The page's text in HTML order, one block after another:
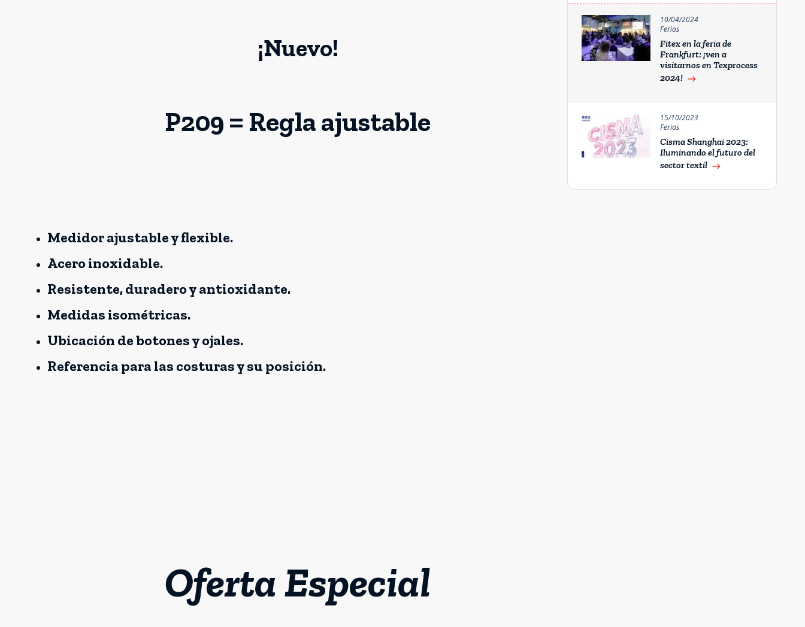
¡Nuevo!
P209 = Regla ajustable
Medidor ajustable y flexible.
Acero inoxidable.
Resistente, duradero y antioxidante.
Medidas isométricas.
Ubicación de botones y ojales.
Referencia para las costuras y su posición.
Oferta Especial
10/04/2024
Ferias
Fitex en la feria de
Frankfurt: ¡ven a
visitarnos en Texprocess
2024! east
15/10/2023
Ferias
Cisma Shanghai 2023:
Iluminando el futuro del
sector textil east